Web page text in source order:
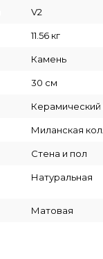
V2
11.56 кг
Камень
30 см
Керамический
Миланская
Стена и пол
Натуральная
Матовая